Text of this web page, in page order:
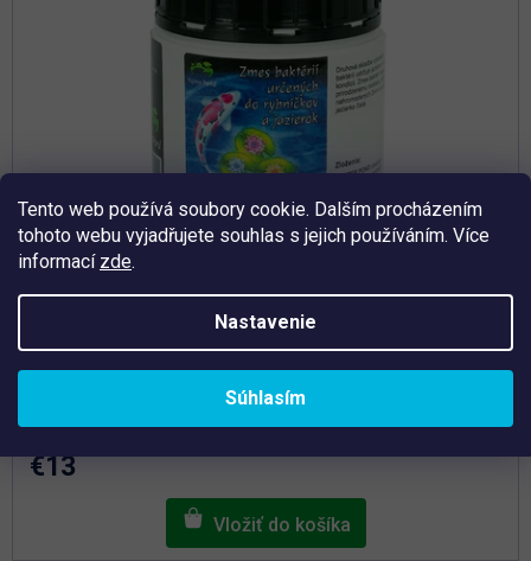
Tento web používá soubory cookie. Dalším procházením
tohoto webu vyjadřujete souhlas s jejich používáním. Více
informací zde.
Nastavenie
Súhlasím
Priemerné
hodnotenie
je
Skladem
€13